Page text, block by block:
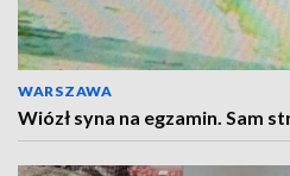
WARSZAWA
Wiózł syna na egzamin. Sam